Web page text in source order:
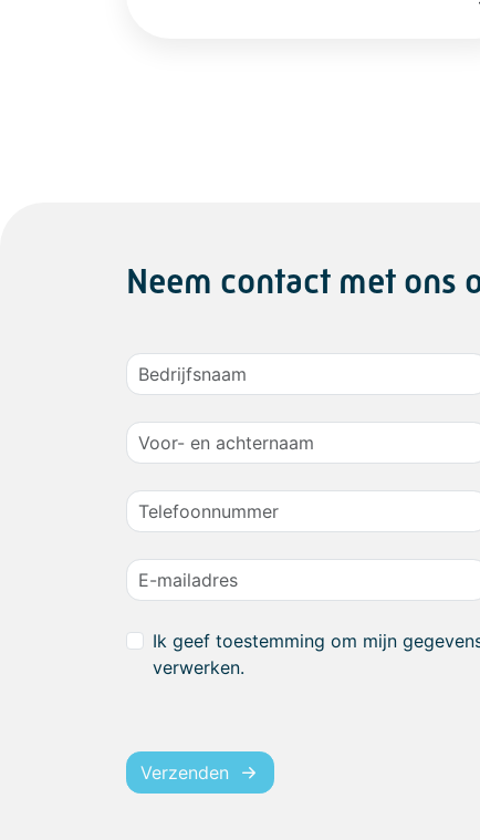
Neem contact met ons
Ik geef toestemming om mijn
verwerken.
Verzenden